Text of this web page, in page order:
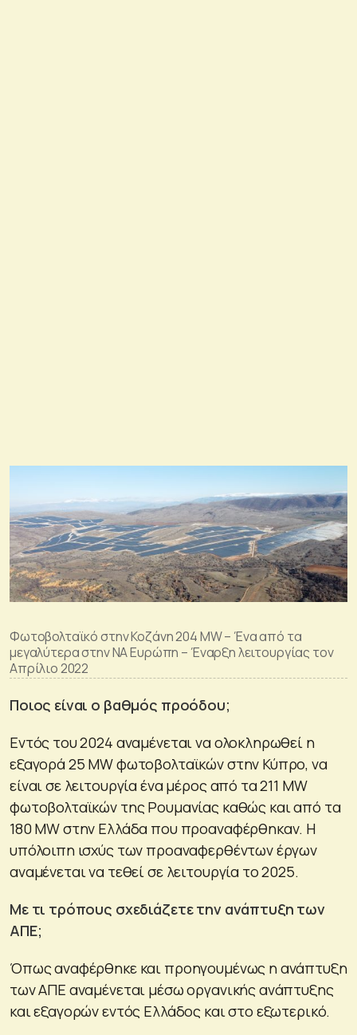
Φωτοβολταϊκό στην Κοζάνη 204 MW – Ένα από τα
μεγαλύτερα στην ΝΑ Ευρώπη – Έναρξη λειτουργίας τον
Απρίλιο 2022
Ποιος είναι ο βαθμός προόδου;
Εντός του 2024 αναμένεται να ολοκληρωθεί η
εξαγορά 25 MW φωτοβολταϊκών στην Κύπρο, να
είναι σε λειτουργία ένα μέρος από τα 211 MW
φωτοβολταϊκών της Ρουμανίας καθώς και από τα
180 MW στην Ελλάδα που προαναφέρθηκαν. Η
υπόλοιπη ισχύς των προαναφερθέντων έργων
αναμένεται να τεθεί σε λειτουργία το 2025.
Με τι τρόπους σχεδιάζετε την ανάπτυξη των
ΑΠΕ;
Όπως αναφέρθηκε και προηγουμένως η ανάπτυξη
των ΑΠΕ αναμένεται μέσω οργανικής ανάπτυξης
και εξαγορών εντός Ελλάδος και στο εξωτερικό.